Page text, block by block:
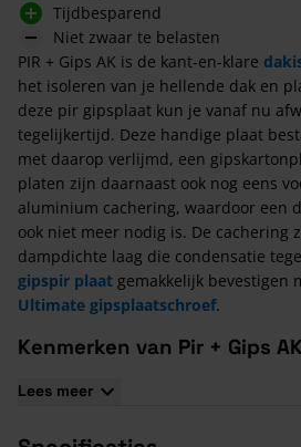
Tijdbesparend
Niet zwaar te belasten
PIR + Gips AK is de kant-en-klare
het isoleren van je hellende dak en
deze pir gipsplaat kun je vanaf nu
tegelijkertijd. Deze handige plaat
met daarop verlijmd, een
platen zijn daarnaast ook nog eens
aluminium cachering, waardoor een
ook niet meer nodig is. De cachering
dampdichte laag die condensatie
gipspir plaat gemakkelijk bevestigen
Ultimate gipsplaatschroef.
Kenmerken van Pir + Gips AK
Lees meer